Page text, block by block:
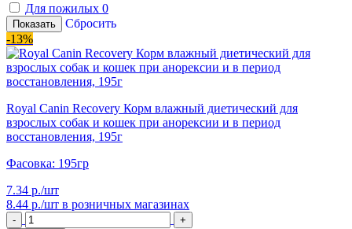
Для пожилых 0
Показать
Сбросить
-13%
Royal Canin Recovery Корм влажный диетический для
взрослых собак и кошек при анорексии и в период
восстановления, 195г
Фасовка: 195гр
7.34 р./шт
8.44 р./шт в розничных магазинах
-
+